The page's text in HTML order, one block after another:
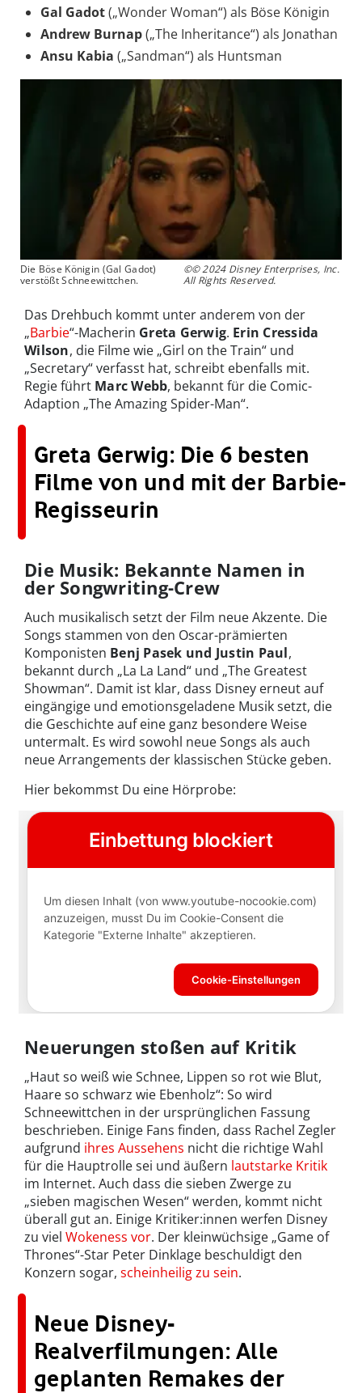
Gal Gadot(„Wonder Woman“) als Böse Königin
Andrew Burnap(„The Inheritance“) als Jonathan
Ansu Kabia („Sandman“) als Huntsman
Die Böse Königin (Gal Gadot)
verstößt Schneewittchen.
©© 2024 Disney Enterprises, Inc.
All Rights Reserved.
Das Drehbuch kommt unter anderem von der
„Barbie“-Macherin Greta Gerwig. Erin Cressida
Wilson, die Filme wie „Girl on the Train“ und
„Secretary“ verfasst hat, schreibt ebenfalls mit.
Regie führt Marc Webb, bekannt für die Comic-
Adaption „The Amazing Spider-Man“.
Greta Gerwig: Die 6 besten
Filme von und mit der Barbie-
Regisseurin
Die Musik: Bekannte Namen in
der Songwriting-Crew
Auch musikalisch setzt der Film neue Akzente. Die
Songs stammen von den Oscar-prämierten
Komponisten Benj Pasek und Justin Paul,
bekannt durch „La La Land“ und „The Greatest
Showman“. Damit ist klar, dass Disney erneut auf
eingängige und emotionsgeladene Musik setzt, die
die Geschichte auf eine ganz besondere Weise
untermalt. Es wird sowohl neue Songs als auch
neue Arrangements der klassischen Stücke geben.
Hier bekommst Du eine Hörprobe:
Neuerungen stoßen auf Kritik
„Haut so weiß wie Schnee, Lippen so rot wie Blut,
Haare so schwarz wie Ebenholz“: So wird
Schneewittchen in der ursprünglichen Fassung
beschrieben. Einige Fans finden, dass Rachel Zegler
aufgrund ihres Aussehens nicht die richtige Wahl
für die Hauptrolle sei und äußern lautstarke Kritik
im Internet. Auch dass die sieben Zwerge zu
„sieben magischen Wesen“ werden, kommt nicht
überall gut an. Einige Kritiker:innen werfen Disney
zu viel Wokeness vor. Der kleinwüchsige „Game of
Thrones“-Star Peter Dinklage beschuldigt den
Konzern sogar, scheinheilig zu sein.
Neue Disney-
Realverfilmungen: Alle
geplanten Remakes der